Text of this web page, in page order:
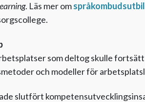
. Läs mer om
som deltog skulle
och modeller för
slutfört